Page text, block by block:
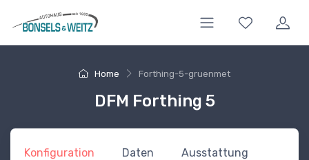
Home Forthing-5-gruenmet
DFM Forthing 5
Konfiguration Daten Ausstattung